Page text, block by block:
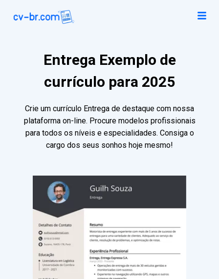
Entrega Exemplo de
currículo para 2025
Crie um currículo Entrega de destaque com nossa
plataforma on-line. Procure modelos profissionais
para todos os níveis e especialidades. Consiga o
cargo dos seus sonhos hoje mesmo!